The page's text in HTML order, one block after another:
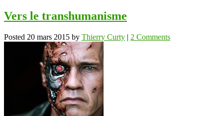
Vers le transhumanisme
Posted 20 mars 2015 by Thierry Curty | 2 Comments